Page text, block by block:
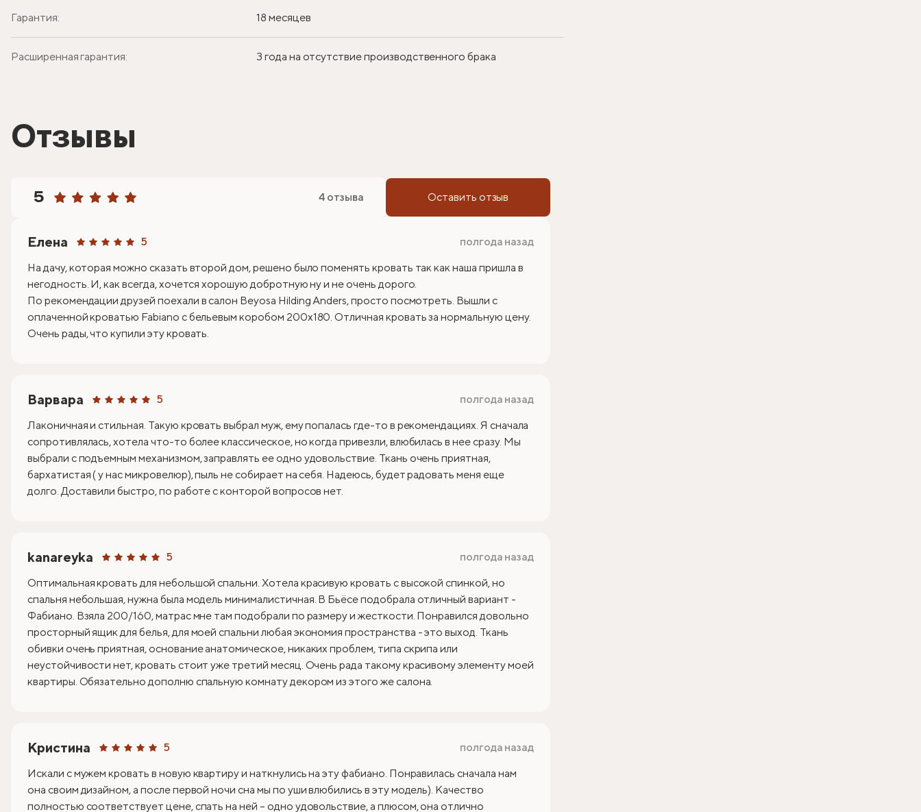
Гарантия: 18 месяцев
Расширенная гарантия: 3 года на отсутствие производственного брака
Отзывы
5 4 отзыва Оставить отзыв
Елена 5
полгода назад
На дачу, которая можно сказать второй дом, решено было поменять кровать так как наша пришла в
негодность. И, как всегда, хочется хорошую добротную ну и не очень дорого.
По рекомендации друзей поехали в салон Beyosa Hilding Anders, просто посмотреть. Вышли с
оплаченной кроватью Fabiano с бельевым коробом 200х180. Отличная кровать за нормальную цену.
Очень рады, что купили эту кровать.
Варвара 5
полгода назад
Лаконичная и стильная. Такую кровать выбрал муж, ему попалась где-то в рекомендациях. Я сначала
сопротивлялась, хотела что-то более классическое, но когда привезли, влюбилась в нее сразу. Мы
выбрали с подъемным механизмом, заправлять ее одно удовольствие. Ткань очень приятная,
бархатистая ( у нас микровелюр), пыль не собирает на себя. Надеюсь, будет радовать меня еще
долго. Доставили быстро, по работе с конторой вопросов нет.
kanareyka 5
полгода назад
Оптимальная кровать для небольшой спальни. Хотела красивую кровать с высокой спинкой, но
спальня небольшая, нужна была модель минималистичная. В Бьёсе подобрала отличный вариант -
Фабиано. Взяла 200/160, матрас мне там подобрали по размеру и жесткости. Понравился довольно
просторный ящик для белья, для моей спальни любая экономия пространства - это выход. Ткань
обивки очень приятная, основание анатомическое, никаких проблем, типа скрипа или
неустойчивости нет, кровать стоит уже третий месяц. Очень рада такому красивому элементу моей
квартиры. Обязательно дополню спальную комнату декором из этого же салона.
Кристина 5
полгода назад
Искали с мужем кровать в новую квартиру и наткнулись на эту фабиано. Понравилась сначала нам
она своим дизайном, а после первой ночи сна мы по уши влюбились в эту модель). Качество
полностью соответствует цене, спать на ней – одно удовольствие, а плюсом, она отлично